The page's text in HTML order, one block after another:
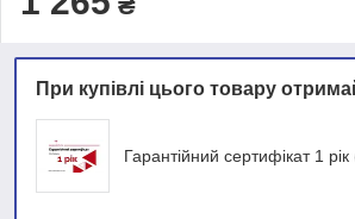
При купівлі цього товару
Гарантійний сертифікат 1